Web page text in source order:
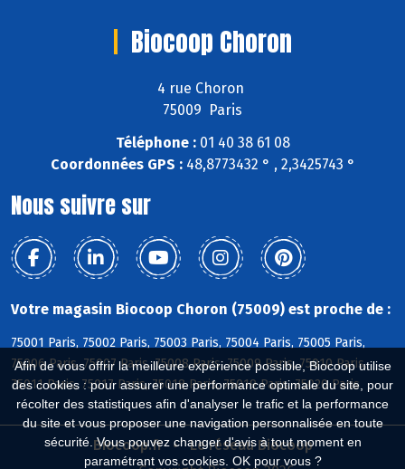
Afin de vous offrir la meilleure expérience possible, Biocoop utilise
des cookies : pour assurer une performance optimale du site, pour
récolter des statistiques afin d'analyser le trafic et la performance
du site et vous proposer une navigation personnalisée en toute
sécurité. Vous pouvez changer d'avis à tout moment en
paramétrant vos cookies. OK pour vous ?
Biocoop Choron
4 rue Choron
75009 Paris
Téléphone :01 40 38 61 08
Coordonnées GPS :48,8773432 ° , 2,3425743 °
Nous suivre sur
Votre magasin Biocoop Choron (75009) est proche de :
75001 Paris, 75002 Paris, 75003 Paris, 75004 Paris, 75005 Paris,
75006 Paris, 75007 Paris, 75008 Paris, 75009 Paris, 75010 Paris,
75011 Paris, 75017 Paris, 75018 Paris, 75019 Paris, 75020 Paris
Biocoop.fr
Le réseau Biocoop